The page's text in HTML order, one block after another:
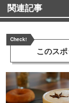
関連記事
Check!
このス